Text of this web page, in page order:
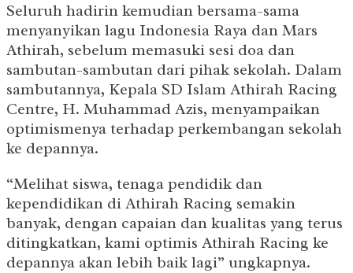
Seluruh hadirin kemudian bersama-sama
menyanyikan lagu Indonesia Raya dan Mars
Athirah, sebelum memasuki sesi doa dan
sambutan-sambutan dari pihak sekolah. Dalam
sambutannya, Kepala SD Islam Athirah Racing
Centre, H. Muhammad Azis, menyampaikan
optimismenya terhadap perkembangan sekolah
ke depannya.
“Melihat siswa, tenaga pendidik dan
kependidikan di Athirah Racing semakin
banyak, dengan capaian dan kualitas yang terus
ditingkatkan, kami optimis Athirah Racing ke
depannya akan lebih baik lagi” ungkapnya.